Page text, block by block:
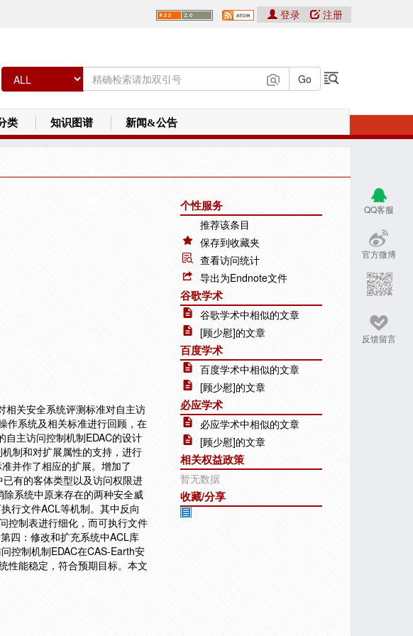
登录 注册
类 知识图谱 新闻&公告
QQ客服
官方微博
反馈留言
相关安全系统评测标准对自主访
作系统及相关标准进行回顾，在
自主访问控制机制EDAC的设计
制和对扩展属性的支持，进行
并作了相应的扩展。增加了
有的客体类型以及访问权限进
系统中原来存在的两种安全威
行文件ACL等机制。其中反向
控制表进行细化，而可执行文件
四：修改和扩充系统中ACL库
控制机制EDAC在CAS-Earth安
性能稳定，符合预期目标。本文
个性服务
推荐该条目
保存到收藏夹
查看访问统计
导出为Endnote文件
谷歌学术
谷歌学术中相似的文章
[顾少慰]的文章
百度学术
百度学术中相似的文章
[顾少慰]的文章
必应学术
必应学术中相似的文章
[顾少慰]的文章
相关权益政策
暂无数据
收藏/分享